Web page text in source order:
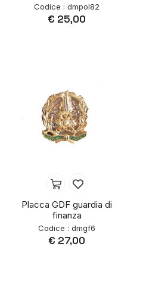
Codice : dmpol82
€ 25,00
Placca GDF guardia di
finanza
Codice : dmgf6
€ 27,00